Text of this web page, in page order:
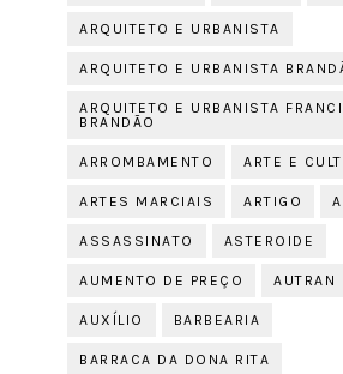
ARQUITETO E URBANISTA
ARQUITETO E URBANISTA
ARQUITETO E URBANISTA
BRANDÃO
ARROMBAMENTO ARTE E
ARTES MARCIAIS ARTIGO
ASSASSINATO ASTEROIDE
AUMENTO DE PREÇO AUTRAN
AUXÍLIO BARBEARIA
BARRACA DA DONA RITA